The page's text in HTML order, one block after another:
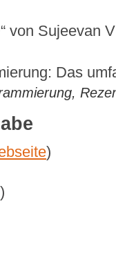
von Sujeevan
Das
)
)